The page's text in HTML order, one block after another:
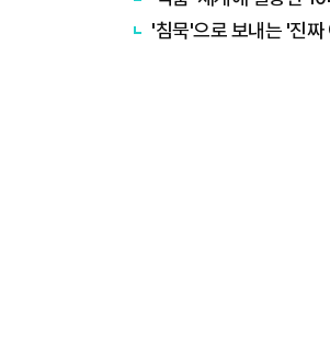
'침묵'으로 보내는 '진짜